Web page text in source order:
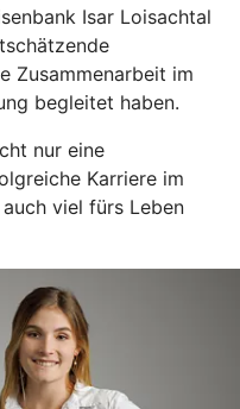
Isar Loisachtal
Zusammenarbeit im
begleitet haben.
nur eine
Karriere im
viel fürs Leben